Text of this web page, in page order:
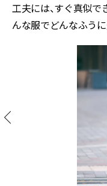
工夫には、すぐ真似で
んな服でどんなふう